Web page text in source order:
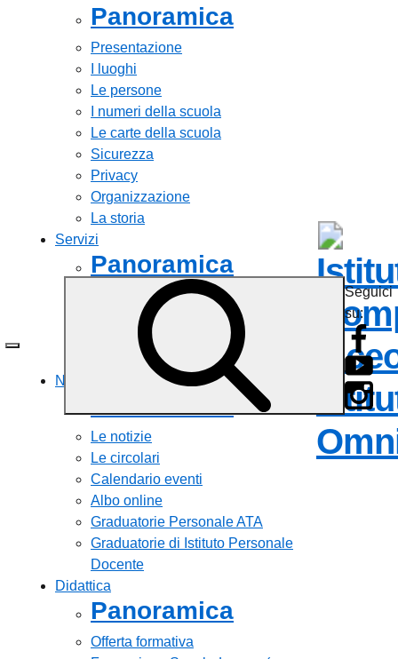
Panoramica
Presentazione
I luoghi
Le persone
I numeri della scuola
Le carte della scuola
Sicurezza
Privacy
Organizzazione
La storia
Servizi
Panoramica
Personale scolastico
Famiglie e studenti
Percorsi di studio
Tutti i servizi
Novità
Le notizie
Le circolari
Calendario eventi
Albo online
Graduatorie Personale ATA
Graduatorie di Istituto Personale
Docente
Didattica
Panoramica
Offerta formativa
Seguici
su: